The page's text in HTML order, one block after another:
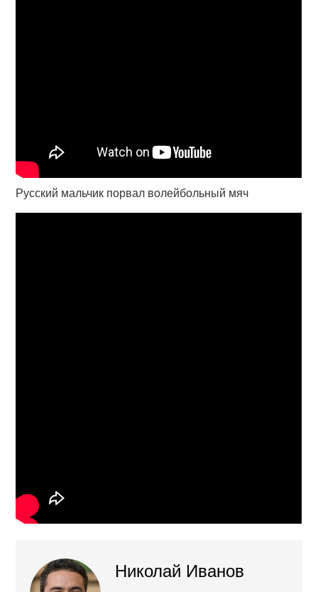
Русский мальчик порвал волейбольный мяч
Николай Иванов